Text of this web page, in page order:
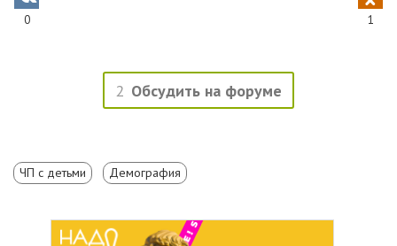
0 1
2 Обсудить на форуме
ЧП с детьми Демография